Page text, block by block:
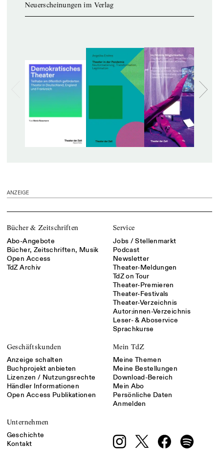
Neuerscheinungen im Verlag
ANZEIGE
Bücher & Zeitschriften
Abo-Angebote
Bücher, Zeitschriften, Musik
Open Access
TdZ Archiv
Service
Jobs / Stellenmarkt
Podcast
Newsletter
Theater-Meldungen
TdZ on Tour
Theater-Premieren
Theater-Festivals
Theater-Verzeichnis
Autor:innen-Verzeichnis
Leser- & Aboservice
Sprachkurse
Geschäftskunden
Anzeige schalten
Buchprojekt anbieten
Lizenzen / Nutzungsrechte
Händler Informationen
Open Access Publikationen
Mein TdZ
Meine Themen
Meine Bestellungen
Download-Bereich
Mein Abo
Persönliche Daten
Anmelden
Unternehmen
Geschichte
Kontakt